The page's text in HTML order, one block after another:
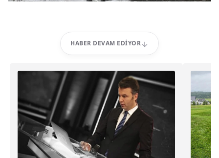
HABER DEVAM EDIYOR